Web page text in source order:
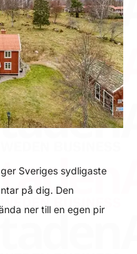
Sveriges sydligaste
på dig. Den
ner till en egen pir